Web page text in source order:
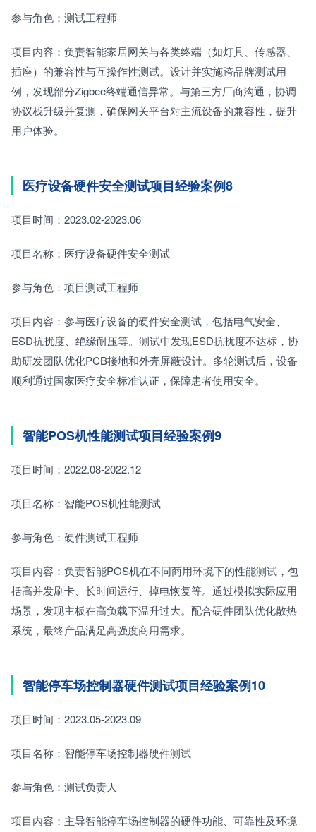
参与角色：测试工程师
项目内容：负责智能家居网关与各类终端（如灯具、传感器、
插座）的兼容性与互操作性测试。设计并实施跨品牌测试用
例，发现部分Zigbee终端通信异常。与第三方厂商沟通，协调
协议栈升级并复测，确保网关平台对主流设备的兼容性，提升
用户体验。
医疗设备硬件安全测试项目经验案例8
项目时间：2023.02-2023.06
项目名称：医疗设备硬件安全测试
参与角色：项目测试工程师
项目内容：参与医疗设备的硬件安全测试，包括电气安全、
ESD抗扰度、绝缘耐压等。测试中发现ESD抗扰度不达标，协
助研发团队优化PCB接地和外壳屏蔽设计。多轮测试后，设备
顺利通过国家医疗安全标准认证，保障患者使用安全。
智能POS机性能测试项目经验案例9
项目时间：2022.08-2022.12
项目名称：智能POS机性能测试
参与角色：硬件测试工程师
项目内容：负责智能POS机在不同商用环境下的性能测试，包
括高并发刷卡、长时间运行、掉电恢复等。通过模拟实际应用
场景，发现主板在高负载下温升过大。配合硬件团队优化散热
系统，最终产品满足高强度商用需求。
智能停车场控制器硬件测试项目经验案例10
项目时间：2023.05-2023.09
项目名称：智能停车场控制器硬件测试
参与角色：测试负责人
项目内容：主导智能停车场控制器的硬件功能、可靠性及环境